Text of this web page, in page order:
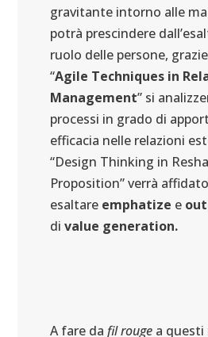
gravitante intorno alle
potrà prescindere
ruolo delle persone,
“Agile Techniques in
Management” si
processi in grado di
efficacia nelle relazioni
“Design Thinking in
Proposition” verrà
esaltare emphatize e
di value generation.
A fare da fil rouge a